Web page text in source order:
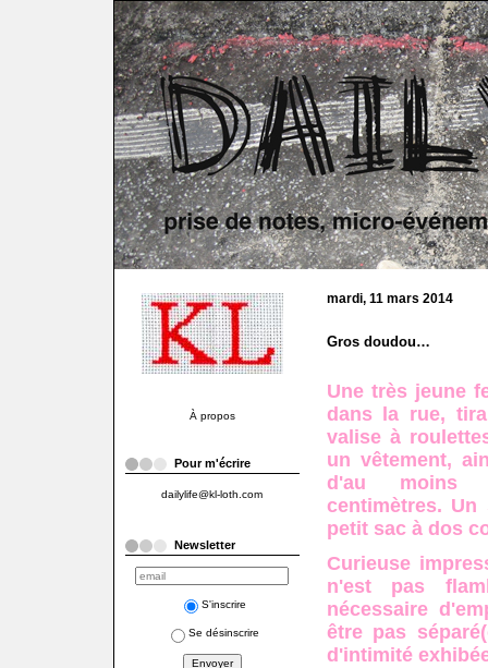
À propos
Pour m'écrire
dailylife@kl-loth.com
Newsletter
S'inscrire
Se désinscrire
mardi, 11 mars 2014
Gros doudou…
Une très jeune
dans la rue,
valise à
un vêtement,
d'au moins
centimètres.
petit sac à dos
Curieuse
n'est pas
nécessaire
être pas
d'intimité